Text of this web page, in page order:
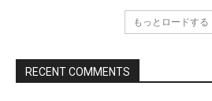
もっとロードする
RECENT COMMENTS